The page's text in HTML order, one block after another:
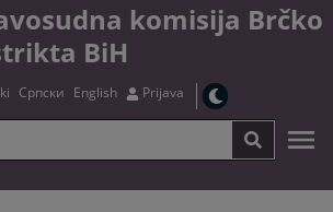
komisija Brčko
BiH
Српски English Prijava